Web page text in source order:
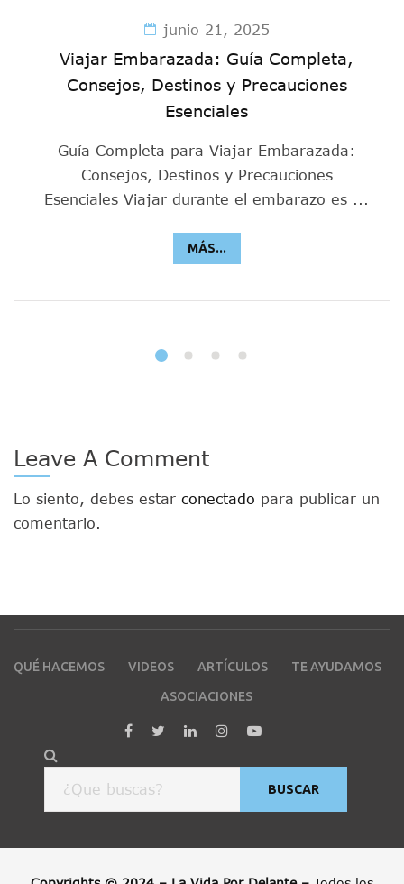
junio 21, 2025
Viajar Embarazada: Guía Completa,
Consejos, Destinos y Precauciones
Esenciales
Guía Completa para Viajar Embarazada:
Consejos, Destinos y Precauciones
Esenciales Viajar durante el embarazo es ...
MÁS...
Leave A Comment
Lo siento, debes estar conectado para publicar un
comentario.
QUÉ HACEMOS VIDEOS ARTÍCULOS TE AYUDAMOS
ASOCIACIONES
BUSCAR